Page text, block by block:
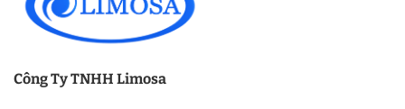
Công Ty TNHH Limosa